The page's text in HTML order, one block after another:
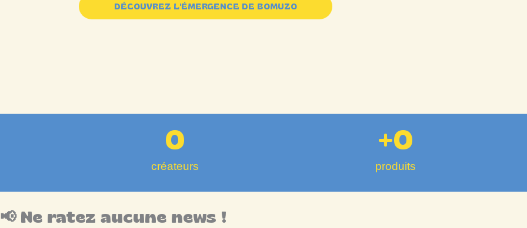
DÉCOUVREZ L'ÉMERGENCE DE BOMUZO
créateurs
0
produits
+0
📢 Ne ratez aucune news !